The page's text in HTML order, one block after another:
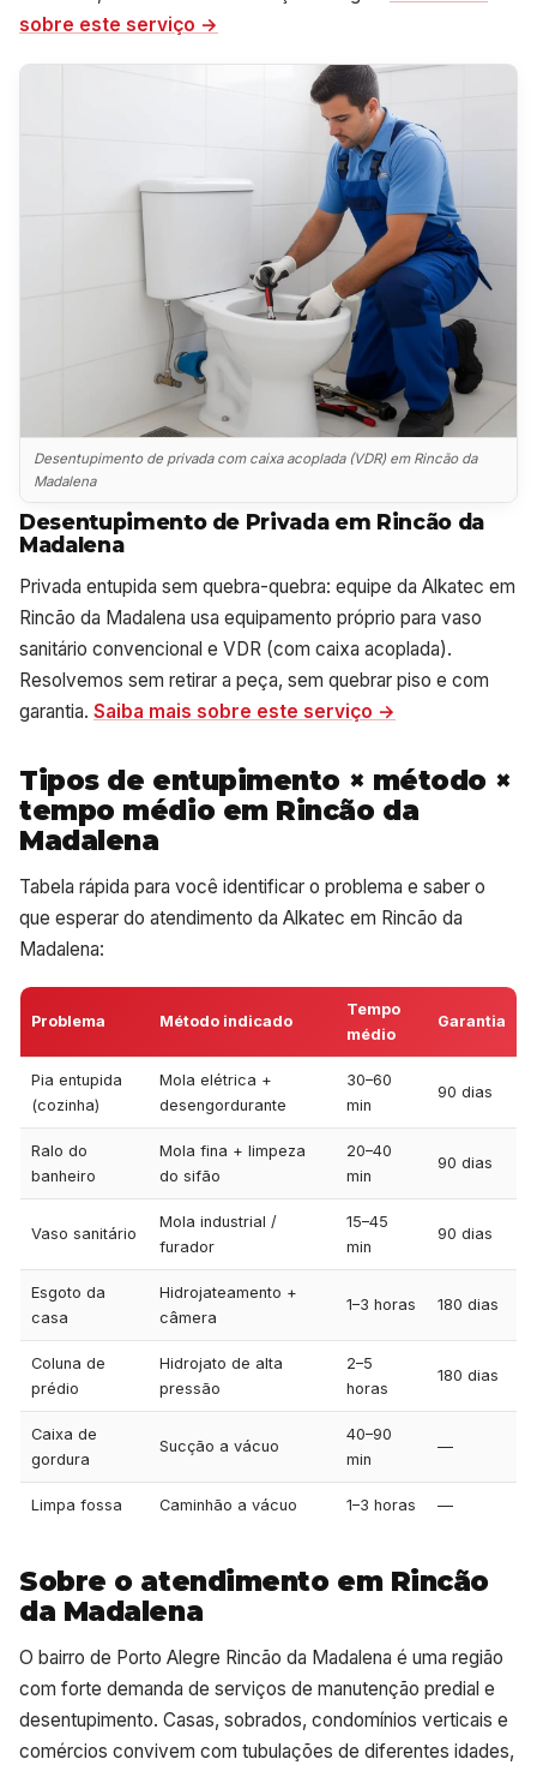
sobre este serviço →
Desentupimento de privada com caixa acoplada (VDR) em Rincão da
Madalena
Desentupimento de Privada em Rincão da
Madalena
Privada entupida sem quebra-quebra: equipe da Alkatec em
Rincão da Madalena usa equipamento próprio para vaso
sanitário convencional e VDR (com caixa acoplada).
Resolvemos sem retirar a peça, sem quebrar piso e com
garantia. Saiba mais sobre este serviço →
Tipos de entupimento × método ×
tempo médio em Rincão da
Madalena
Tabela rápida para você identificar o problema e saber o
que esperar do atendimento da Alkatec em Rincão da
Madalena:
Problema Método indicado
Tempo
médio
Garantia
Pia entupida
(cozinha)
Mola elétrica +
desengordurante
30–60
min
90 dias
Ralo do
banheiro
Mola fina + limpeza
do sifão
20–40
min
90 dias
Vaso sanitário
Mola industrial /
furador
15–45
min
90 dias
Esgoto da
casa
Hidrojateamento +
câmera
1–3 horas 180 dias
Coluna de
prédio
Hidrojato de alta
pressão
2–5
horas
180 dias
Caixa de
gordura
Sucção a vácuo
40–90
min
—
Limpa fossa Caminhão a vácuo 1–3 horas —
Sobre o atendimento em Rincão
da Madalena
O bairro de Porto Alegre Rincão da Madalena é uma região
com forte demanda de serviços de manutenção predial e
desentupimento. Casas, sobrados, condomínios verticais e
comércios convivem com tubulações de diferentes idades,